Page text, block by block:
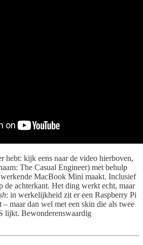
hebt: kijk eens naar de video hierboven,
The Casual Engineer) met behulp
MacBook Mini maakt. Inclusief
de achterkant. Het ding werkt echt, maar
: in werkelijkheid zit er een Raspberry Pi
maar dan wel met een skin die als twee
lijkt. Bewonderenswaardig